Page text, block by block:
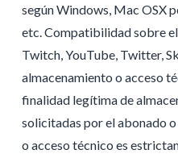
según Windows, Mac OSX
etc. Compatibilidad sobre
Twitch, YouTube, Twitter,
almacenamiento o acceso
finalidad legítima de
solicitadas por el abonado
o acceso técnico es